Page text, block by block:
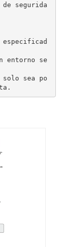
de segurida
entorno se
solo sea po